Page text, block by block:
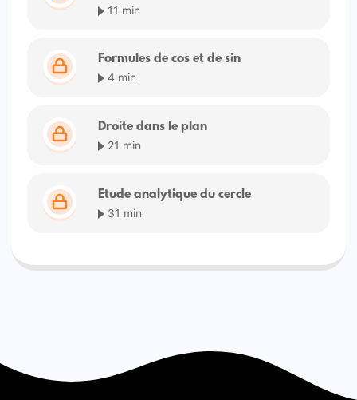
11 min
Formules de cos et de sin
4 min
Droite dans le plan
21 min
Etude analytique du cercle
31 min